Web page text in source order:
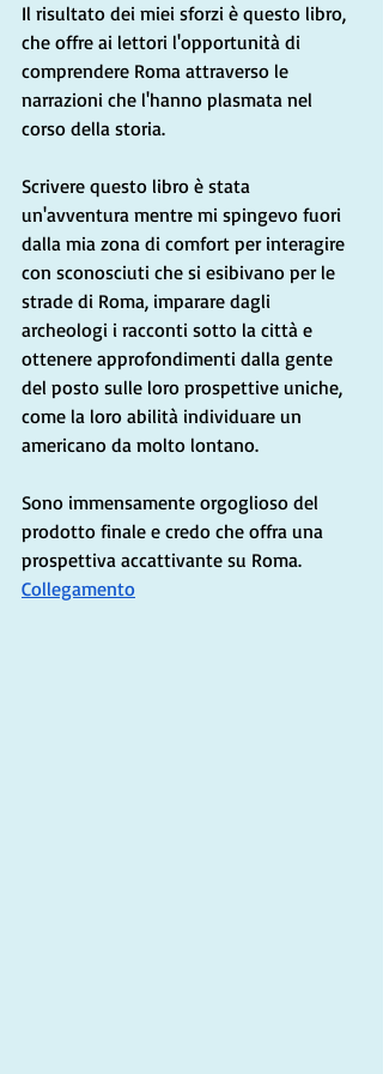
Il risultato dei miei sforzi è questo libro,
che offre ai lettori l'opportunità di
comprendere Roma attraverso le
narrazioni che l'hanno plasmata nel
corso della storia.
Scrivere questo libro è stata
un'avventura mentre mi spingevo fuori
dalla mia zona di comfort per interagire
con sconosciuti che si esibivano per le
strade di Roma, imparare dagli
archeologi i racconti sotto la città e
ottenere approfondimenti dalla gente
del posto sulle loro prospettive uniche,
come la loro abilità individuare un
americano da molto lontano.
Sono immensamente orgoglioso del
prodotto finale e credo che offra una
prospettiva accattivante su Roma.
Collegamento